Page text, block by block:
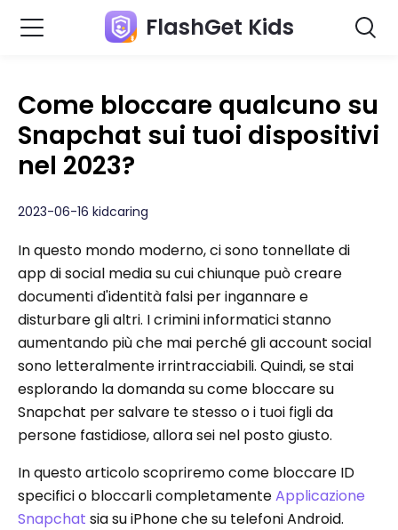
FlashGet Kids
Come bloccare qualcuno su
Snapchat sui tuoi dispositivi
nel 2023?
2023-06-16 kidcaring
In questo mondo moderno, ci sono tonnellate di
app di social media su cui chiunque può creare
documenti d'identità falsi per ingannare e
disturbare gli altri. I crimini informatici stanno
aumentando più che mai perché gli account social
sono letteralmente irrintracciabili. Quindi, se stai
esplorando la domanda su come bloccare su
Snapchat per salvare te stesso o i tuoi figli da
persone fastidiose, allora sei nel posto giusto.
In questo articolo scopriremo come bloccare ID
specifici o bloccarli completamenteApplicazione
Snapchat sia su iPhone che su telefoni Android.